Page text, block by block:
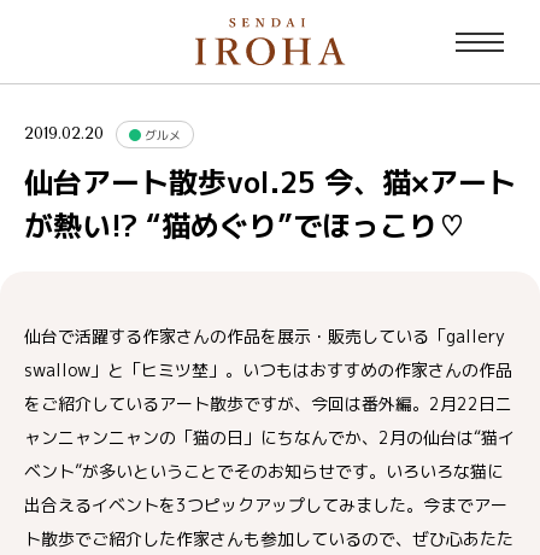
2019.02.20 グルメ
仙台アート散歩vol.25 今、猫×アート
が熱い!? “猫めぐり”でほっこり♡
仙台で活躍する作家さんの作品を展示・販売している「gallery
swallow」と「ヒミツ埜」。いつもはおすすめの作家さんの作品
をご紹介しているアート散歩ですが、今回は番外編。2月22日ニ
ャンニャンニャンの「猫の日」にちなんでか、2月の仙台は“猫イ
ベント”が多いということでそのお知らせです。いろいろな猫に
出合えるイベントを3つピックアップしてみました。今までアー
ト散歩でご紹介した作家さんも参加しているので、ぜひ心あたた